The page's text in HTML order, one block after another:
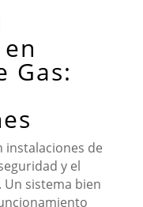
Gas:
instalaciones de
y el
sistema bien